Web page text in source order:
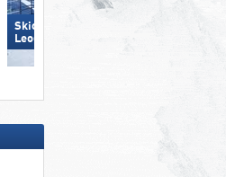
Skicircus Saalbach Hinterglemm
Leogang Fieberbrunn